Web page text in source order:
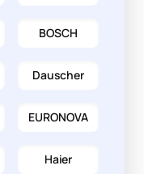
BOSCH
Dauscher
EURONOVA
Haier